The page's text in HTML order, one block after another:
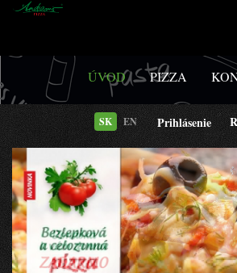
ÚVOD PIZZA
SK EN Prihlásenie